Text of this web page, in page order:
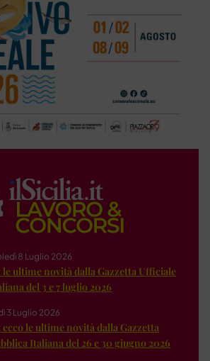
8 Luglio 2026
le ultime novità dalla Gazzetta Ufficiale
del 3 e 7 luglio 2026
3 Luglio 2026
le ultime novità dalla Gazzetta
Italiana del 26 e 30 giugno 2026